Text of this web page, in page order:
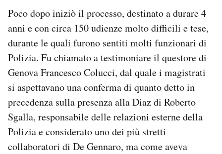
Poco dopo iniziò il processo, destinato a durare 4
anni e con circa 150 udienze molto difficili e tese,
durante le quali furono sentiti molti funzionari di
Polizia. Fu chiamato a testimoniare il questore di
Genova Francesco Colucci, dal quale i magistrati
si aspettavano una conferma di quanto detto in
precedenza sulla presenza alla Diaz di Roberto
Sgalla, responsabile delle relazioni esterne della
Polizia e considerato uno dei più stretti
collaboratori di De Gennaro, ma come aveva